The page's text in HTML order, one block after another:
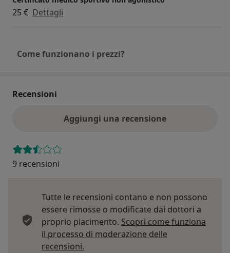
25 € Dettagli
Come funzionano i prezzi?
Recensioni
Aggiungi una recensione
9 recensioni
Tutte le recensioni contano e non possono
essere rimosse o modificate dai dottori a
proprio piacimento. Scopri come funziona
il processo di moderazione delle
recensioni.